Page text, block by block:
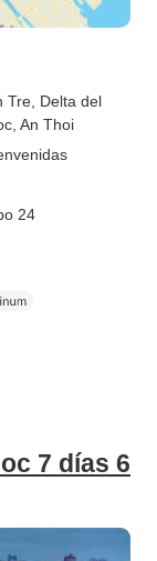
Tre , Delta del
, An Thoi
24
7 días 6